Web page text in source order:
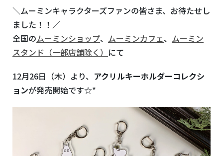
＼ムーミンキャラクターズファンの皆さま、お待たせし
ました！！／
全国のムーミンショップ、 ムーミンカフェ、 ムーミン
スタンド（一部店舗除く） にて
12月26日（木）より、 アクリルキーホルダーコレクシ
ョンが発売開始です☆*